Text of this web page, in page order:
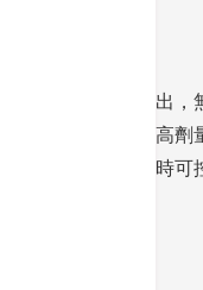
，就要有相應的付出
設有病人接受單一高
帶來副作用，同時可